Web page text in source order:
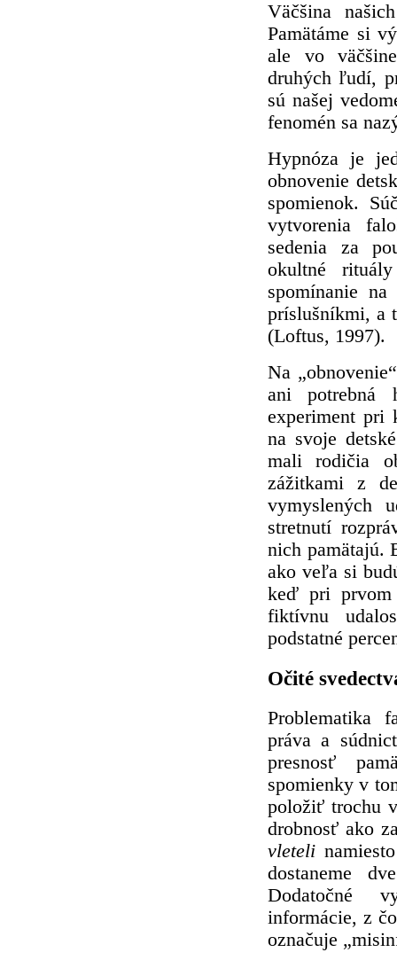
Väčšina
Pamätáme si
ale vo
druhých ľudí,
sú našej
fenomén sa
Hypnóza je
obnovenie
spomienok.
vytvorenia
sedenia za
okultné
spomínanie
príslušníkmi, a
(Loftus, 1997).
Na
ani potrebná
experiment pri
na svoje
mali rodičia
zážitkami z
vymyslených
stretnutí
nich pamätajú.
ako veľa si
keď pri prvom
fiktívnu
podstatné
Očité
Problematika
práva a
presnosť
spomienky v
položiť trochu
drobnosť ako
vleteli
dostaneme
Dodatočné
informácie, z
označuje